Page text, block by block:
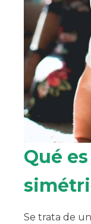
Qué
Se trata de